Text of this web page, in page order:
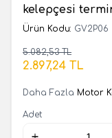
kelepçesi
Ürün Kodu: GV2P06
5.082,53TL
2.897,24 TL
Daha Fazla Motor
Adet